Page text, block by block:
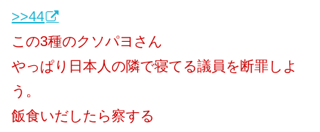
>>44
この3種のクソパヨさん
やっぱり日本人の隣で寝てる議員を断罪しよ
う。
飯食いだしたら察する